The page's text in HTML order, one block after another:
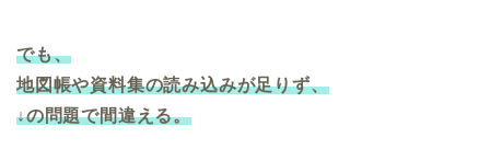
でも、
地図帳や資料集の読み込みが足りず、
↓の問題で間違える。